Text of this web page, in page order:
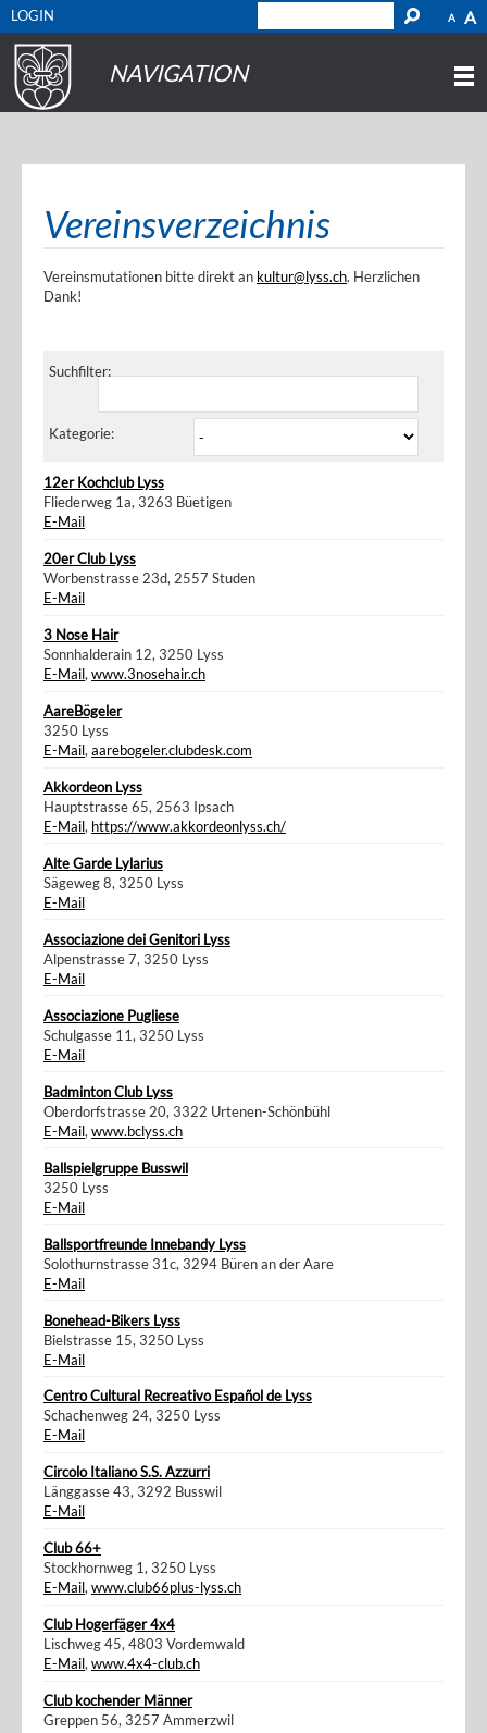
A A
LOGIN
NAVIGATION
Vereinsverzeichnis
Vereinsmutationen bitte direkt an kultur@lyss.ch. Herzlichen
Dank!
Suchfilter:
Kategorie:
12er Kochclub Lyss
Fliederweg 1a, 3263 Büetigen
E-Mail
20er Club Lyss
Worbenstrasse 23d, 2557 Studen
E-Mail
3 Nose Hair
Sonnhalderain 12, 3250 Lyss
E-Mail, www.3nosehair.ch
AareBögeler
3250 Lyss
E-Mail, aarebogeler.clubdesk.com
Akkordeon Lyss
Hauptstrasse 65, 2563 Ipsach
E-Mail, https://www.akkordeonlyss.ch/
Alte Garde Lylarius
Sägeweg 8, 3250 Lyss
E-Mail
Associazione dei Genitori Lyss
Alpenstrasse 7, 3250 Lyss
E-Mail
Associazione Pugliese
Schulgasse 11, 3250 Lyss
E-Mail
Badminton Club Lyss
Oberdorfstrasse 20, 3322 Urtenen-Schönbühl
E-Mail, www.bclyss.ch
Ballspielgruppe Busswil
3250 Lyss
E-Mail
Ballsportfreunde Innebandy Lyss
Solothurnstrasse 31c, 3294 Büren an der Aare
E-Mail
Bonehead-Bikers Lyss
Bielstrasse 15, 3250 Lyss
E-Mail
Centro Cultural Recreativo Español de Lyss
Schachenweg 24, 3250 Lyss
E-Mail
Circolo Italiano S.S. Azzurri
Länggasse 43, 3292 Busswil
E-Mail
Club 66+
Stockhornweg 1, 3250 Lyss
E-Mail,www.club66plus-lyss.ch
Club Hogerfäger 4x4
Lischweg 45, 4803 Vordemwald
E-Mail,www.4x4-club.ch
Club kochender Männer
Greppen 56, 3257 Ammerzwil